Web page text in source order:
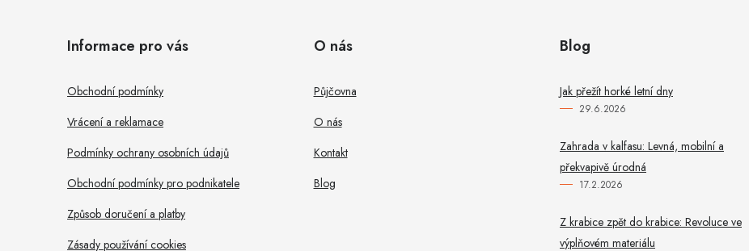
u
Informace pro vás
Obchodní podmínky
Vrácení a reklamace
Podmínky ochrany osobních údajů
Obchodní podmínky pro podnikatele
Způsob doručení a platby
Zásady používání cookies
O nás
Půjčovna
O nás
Kontakt
Blog
Blog
Jak přežít horké letní dny
29.6.2026
Zahrada v kalfasu: Levná, mobilní a
překvapivě úrodná
17.2.2026
Z krabice zpět do krabice: Revoluce ve
výplňovém materiálu